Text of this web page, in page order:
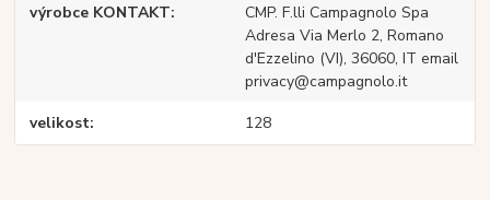
výrobce KONTAKT
CMP. F.lli Campagnolo Spa
Adresa Via Merlo 2, Romano
d'Ezzelino (VI), 36060, IT email
privacy@campagnolo.it
velikost 128